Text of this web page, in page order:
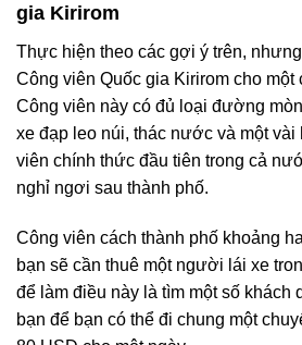
gia Kirirom
Thực hiện theo các gợi ý trên,
Công viên Quốc gia Kirirom cho một
Công viên này có đủ loại đường
xe đạp leo núi, thác nước và một
viên chính thức đầu tiên trong cả
nghỉ ngơi sau thành phố.
Công viên cách thành phố khoảng
bạn sẽ cần thuê một người lái xe
để làm điều này là tìm một số khách
bạn để bạn có thể đi chung một